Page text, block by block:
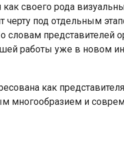
своего рода
черту под отдельным
словам представителей
работы уже в новом
как
многообразием и